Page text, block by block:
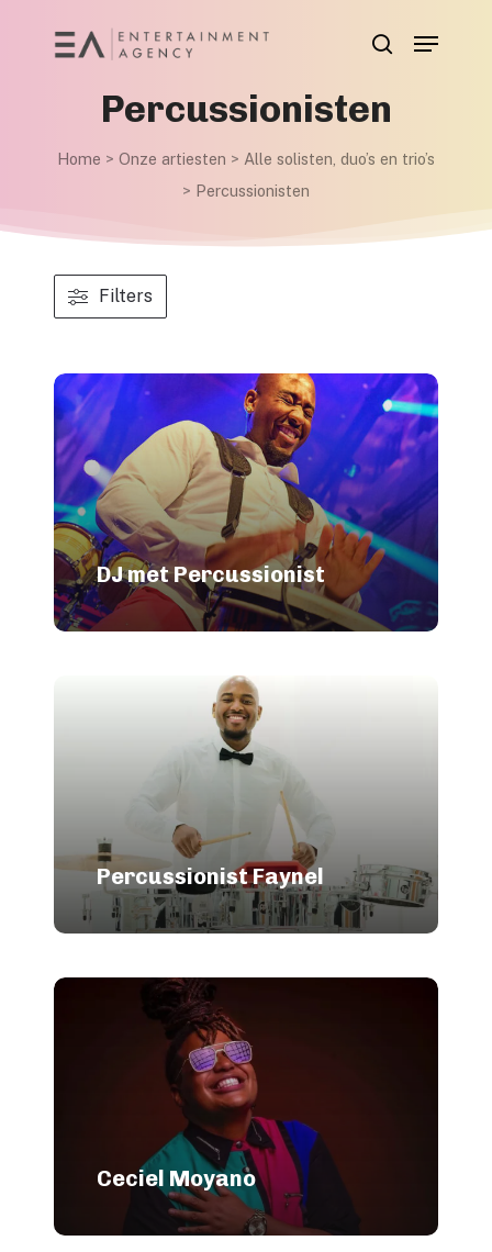
Menu
Percussionisten
Home > Onze artiesten > Alle solisten, duo’s en trio’s
> Percussionisten
Filters
DJ met Percussionist
Percussionist Faynel
Ceciel Moyano